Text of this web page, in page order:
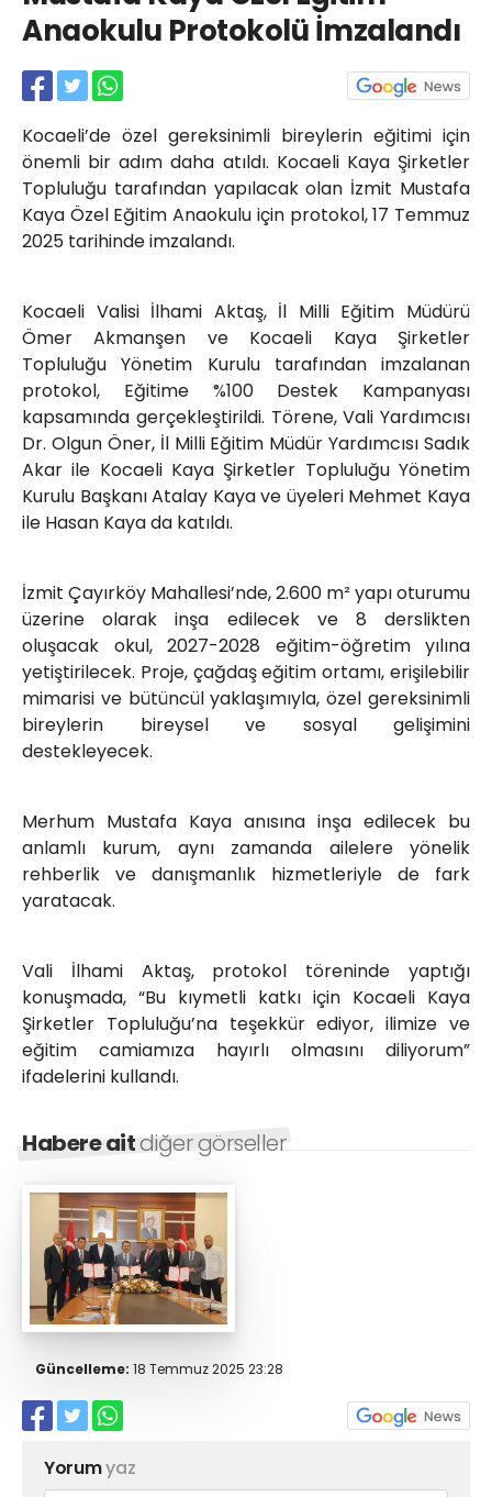
Anaokulu Protokolü İmzalandı
Kocaeli’de özel gereksinimli bireylerin eğitimi için
önemli bir adım daha atıldı. Kocaeli Kaya Şirketler
Topluluğu tarafından yapılacak olan İzmit Mustafa
Kaya Özel Eğitim Anaokulu için protokol, 17 Temmuz
2025 tarihinde imzalandı.
Kocaeli Valisi İlhami Aktaş, İl Milli Eğitim Müdürü
Ömer Akmanşen ve Kocaeli Kaya Şirketler
Topluluğu Yönetim Kurulu tarafından imzalanan
protokol, Eğitime %100 Destek Kampanyası
kapsamında gerçekleştirildi. Törene, Vali Yardımcısı
Dr. Olgun Öner, İl Milli Eğitim Müdür Yardımcısı Sadık
Akar ile Kocaeli Kaya Şirketler Topluluğu Yönetim
Kurulu Başkanı Atalay Kaya ve üyeleri Mehmet Kaya
ile Hasan Kaya da katıldı.
İzmit Çayırköy Mahallesi’nde, 2.600 m² yapı oturumu
üzerine olarak inşa edilecek ve 8 derslikten
oluşacak okul, 2027-2028 eğitim-öğretim yılına
yetiştirilecek. Proje, çağdaş eğitim ortamı, erişilebilir
mimarisi ve bütüncül yaklaşımıyla, özel gereksinimli
bireylerin bireysel ve sosyal gelişimini
destekleyecek.
Merhum Mustafa Kaya anısına inşa edilecek bu
anlamlı kurum, aynı zamanda ailelere yönelik
rehberlik ve danışmanlık hizmetleriyle de fark
yaratacak.
Vali İlhami Aktaş, protokol töreninde yaptığı
konuşmada, “Bu kıymetli katkı için Kocaeli Kaya
Şirketler Topluluğu’na teşekkür ediyor, ilimize ve
eğitim camiamıza hayırlı olmasını diliyorum”
ifadelerini kullandı.
Habere aitdiğer görseller
Güncelleme: 18 Temmuz 2025 23:28
Yorumyaz
Yahya Kaptan Mahallesi
Akkavaklar Caddesi No:17/4 İzmit-
kocaelisokak@gmail.com